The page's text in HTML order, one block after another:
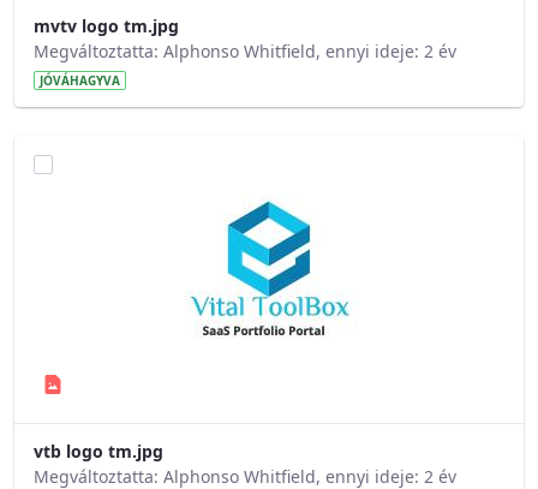
mvtv logo tm.jpg
Megváltoztatta: Alphonso Whitfield, ennyi ideje: 2 év
JÓVÁHAGYVA
vtb logo tm.jpg
Megváltoztatta: Alphonso Whitfield, ennyi ideje: 2 év